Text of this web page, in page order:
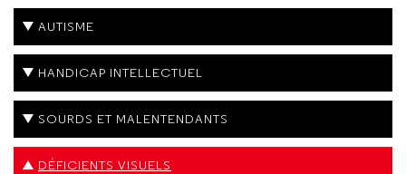
AUTISME
HANDICAP INTELLECTUEL
SOURDS ET MALENTENDANTS
DÉFICIENTS VISUELS